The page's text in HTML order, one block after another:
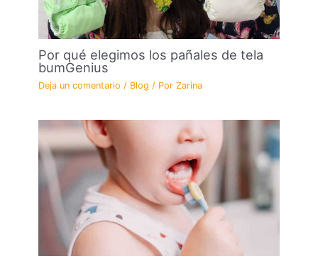
Por qué elegimos los pañales de tela
bumGenius
Deja un comentario / Blog / PorZarina